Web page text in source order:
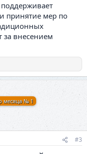
принятие мер по
за внесением
месяца № 1
#3